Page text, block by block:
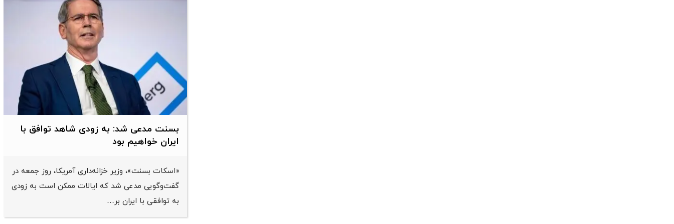
بسنت مدعی شد: به زودی شاهد توافق با
ایران خواهیم بود
«اسکات بسنت»، وزیر خزانه‌داری آمریکا، روز جمعه در
گفت‌وگویی مدعی شد که ایالات ممکن است به زودی
به توافقی با ایران بر…